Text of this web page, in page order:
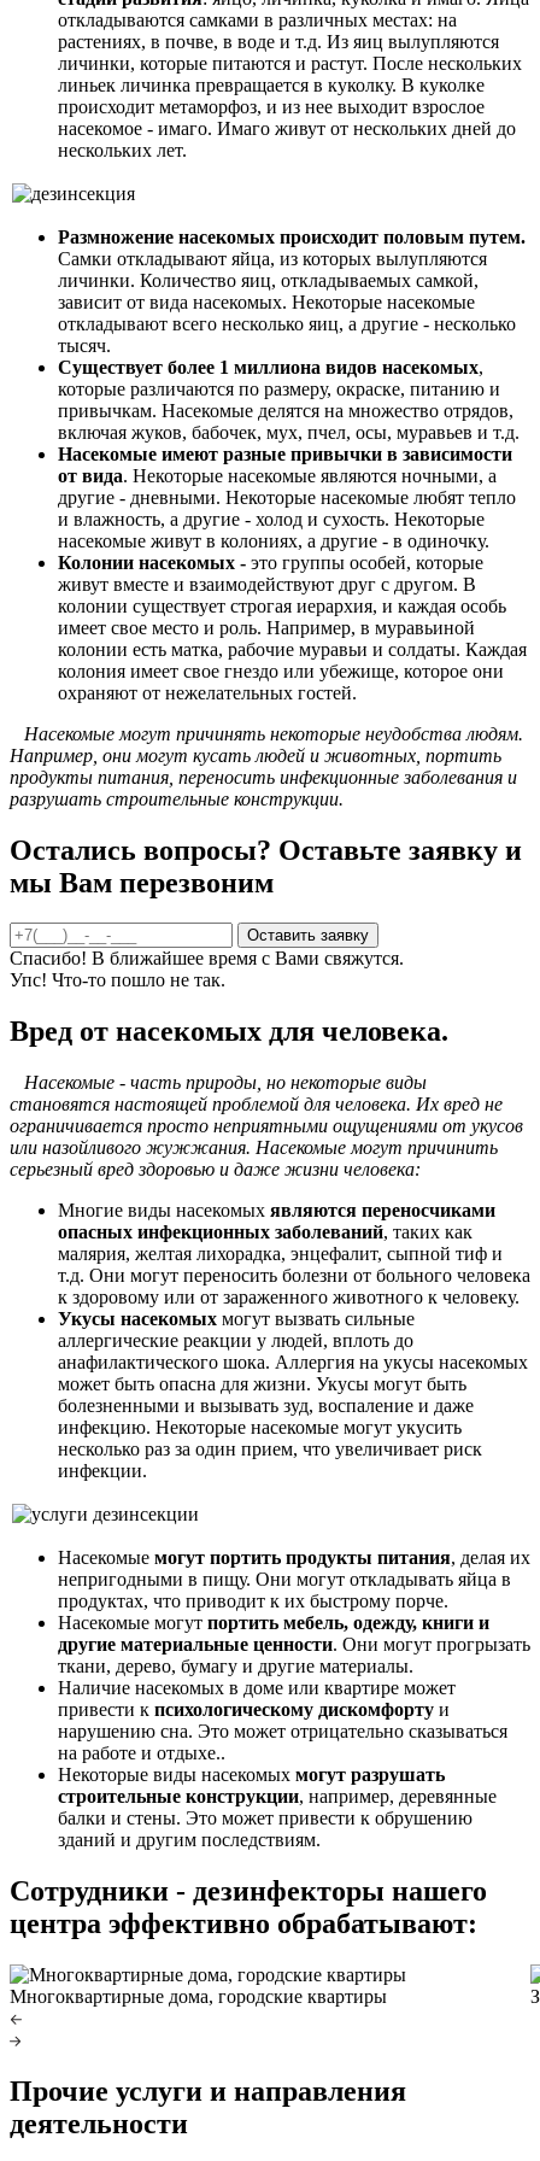
откладываются самками в различных местах: на
растениях, в почве, в воде и т.д. Из яиц вылупляются
личинки, которые питаются и растут. После нескольких
линьек личинка превращается в куколку. В куколке
происходит метаморфоз, и из нее выходит взрослое
насекомое - имаго. Имаго живут от нескольких дней до
нескольких лет.
Размножение насекомых происходит половым путем.
Самки откладывают яйца, из которых вылупляются
личинки. Количество яиц, откладываемых самкой,
зависит от вида насекомых. Некоторые насекомые
откладывают всего несколько яиц, а другие - несколько
тысяч.
Существует более 1 миллиона видов насекомых,
которые различаются по размеру, окраске, питанию и
привычкам. Насекомые делятся на множество отрядов,
включая жуков, бабочек, мух, пчел, осы, муравьев и т.д.
Насекомые имеют разные привычки в зависимости
от вида. Некоторые насекомые являются ночными, а
другие - дневными. Некоторые насекомые любят тепло
и влажность, а другие - холод и сухость. Некоторые
насекомые живут в колониях, а другие - в одиночку.
Колонии насекомых - это группы особей, которые
живут вместе и взаимодействуют друг с другом. В
колонии существует строгая иерархия, и каждая особь
имеет свое место и роль. Например, в муравьиной
колонии есть матка, рабочие муравьи и солдаты. Каждая
колония имеет свое гнездо или убежище, которое они
охраняют от нежелательных гостей.
Насекомые могут причинять некоторые неудобства людям.
Например, они могут кусать людей и животных, портить
продукты питания, переносить инфекционные заболевания и
разрушать строительные конструкции.
Остались вопросы? Оставьте заявку и
мы Вам перезвоним
Спасибо! В ближайшее время с Вами свяжутся.
Упс! Что-то пошло не так.
Вред от насекомых для человека.
Насекомые - часть природы, но некоторые виды
становятся настоящей проблемой для человека. Их вред не
ограничивается просто неприятными ощущениями от укусов
или назойливого жужжания. Насекомые могут причинить
серьезный вред здоровью и даже жизни человека:
Многие виды насекомых являются переносчиками
опасных инфекционных заболеваний, таких как
малярия, желтая лихорадка, энцефалит, сыпной тиф и
т.д. Они могут переносить болезни от больного человека
к здоровому или от зараженного животного к человеку.
Укусы насекомых могут вызвать сильные
аллергические реакции у людей, вплоть до
анафилактического шока. Аллергия на укусы насекомых
может быть опасна для жизни. Укусы могут быть
болезненными и вызывать зуд, воспаление и даже
инфекцию. Некоторые насекомые могут укусить
несколько раз за один прием, что увеличивает риск
инфекции.
Насекомые могут портить продукты питания, делая их
непригодными в пищу. Они могут откладывать яйца в
продуктах, что приводит к их быстрому порче.
Насекомые могут портить мебель, одежду, книги и
другие материальные ценности. Они могут прогрызать
ткани, дерево, бумагу и другие материалы.
Наличие насекомых в доме или квартире может
привести к психологическому дискомфорту и
нарушению сна. Это может отрицательно сказываться
на работе и отдыхе..
Некоторые виды насекомых могут разрушать
строительные конструкции, например, деревянные
балки и стены. Это может привести к обрушению
зданий и другим последствиям.
Сотрудники - дезинфекторы нашего
центра эффективно обрабатывают:
Многоквартирные дома, городские квартиры
Прочие услуги и направления
деятельности